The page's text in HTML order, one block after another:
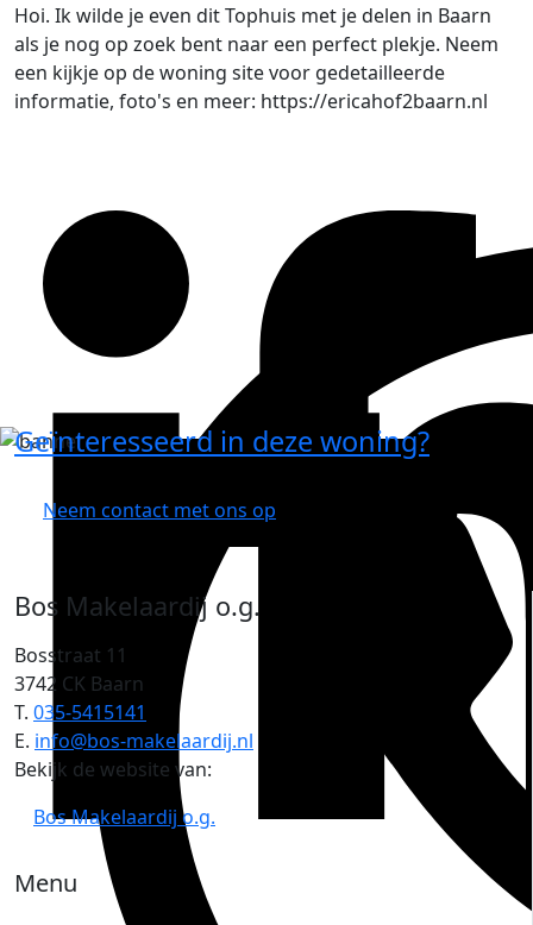
Hoi. Ik wilde je even dit Tophuis met je delen in Baarn
als je nog op zoek bent naar een perfect plekje. Neem
een kijkje op de woning site voor gedetailleerde
informatie, foto's en meer: https://ericahof2baarn.nl
Geïnteresseerd in deze woning?
Neem contact met ons op
Bos Makelaardij o.g.
Bosstraat 11
3742 CK Baarn
T. 035-5415141
E. info@bos-makelaardij.nl
Bekijk de website van:
Bos Makelaardij o.g.
Menu